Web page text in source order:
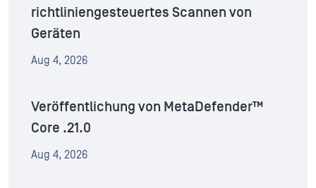
richtliniengesteuertes Scannen von
Geräten
Aug 4, 2026
Veröffentlichung von MetaDefender™
Core .21.0
Aug 4, 2026